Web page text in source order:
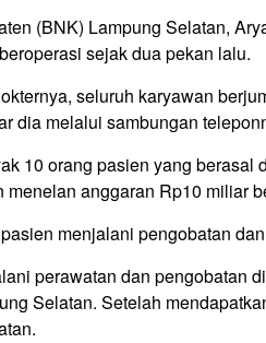
(BNK) Lampung Selatan,
sejak dua pekan lalu.
seluruh karyawan
dia melalui sambungan
10 orang pasien yang
anggaran Rp10 miliar
menjalani pengobatan
perawatan dan pengobatan
Selatan. Setelah